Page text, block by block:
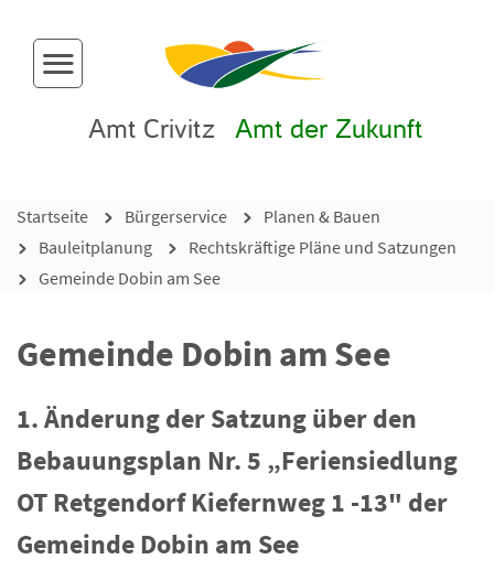
Menü-Button
Amt Crivitz Amt der Zukunft
Startseite Bürgerservice
Planen & Bauen
Bauleitplanung
Rechtskräftige Pläne und Satzungen
Gemeinde Dobin am See
Gemeinde Dobin am See
1. Änderung der Satzung über den
Bebauungsplan Nr. 5 „Feriensiedlung
OT Retgendorf Kiefernweg 1 -13" der
Gemeinde Dobin am See